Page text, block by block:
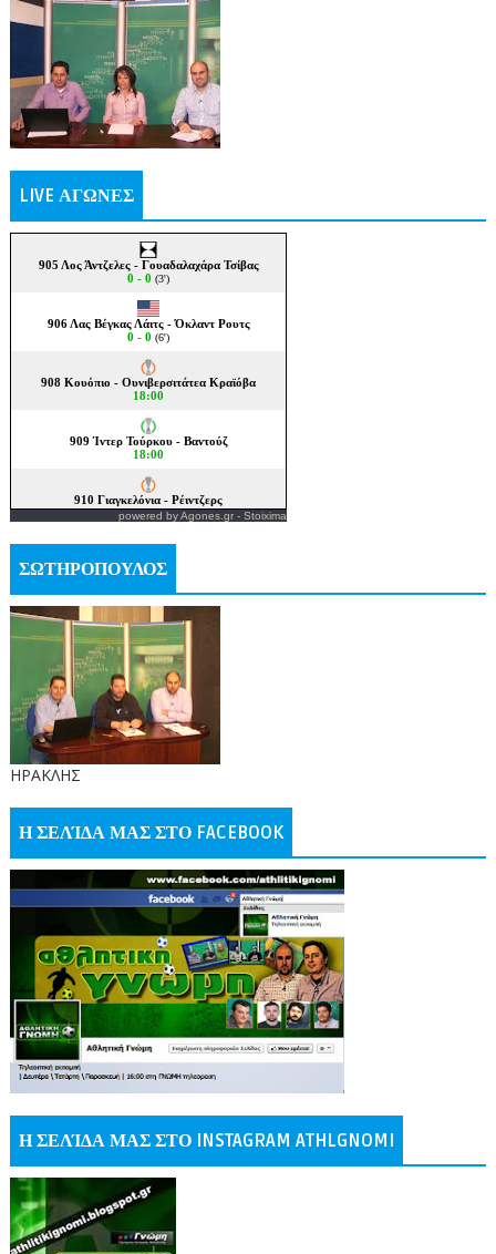
LIVE ΑΓΩΝΕΣ
powered byAgones.gr- Stoixima
ΣΩΤΗΡΟΠΟΥΛΟΣ
ΗΡΑΚΛΗΣ
Η ΣΕΛΊΔΑ ΜΑΣ ΣΤΟ FACEBOOK
Η ΣΕΛΊΔΑ ΜΑΣ ΣΤΟ INSTAGRAM ATHLGNOMI